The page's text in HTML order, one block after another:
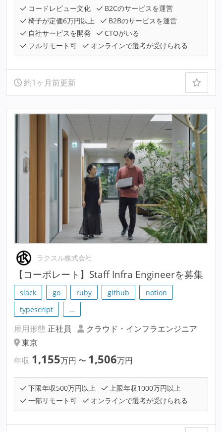
コードレビュー文化
B2Cのサービスを運営
椅子が定価6万円以上
B2Bのサービスを運営
自社サービスを開発
CTOがいる
フルリモート可
オンラインで選考が受けられる
約1ヶ月前更新
ラクスル株式会社
【コーポレート】Staff Infra Engineerを募集
slack go ruby github
notion
typescript
…
雇用形態 正社員
クラウド・インフラエンジニア
東京
年収 1,155万円 〜 1,506万円
下限年収500万円以上
上限年収1000万円以上
一部リモート可
オンラインで選考が受けられる